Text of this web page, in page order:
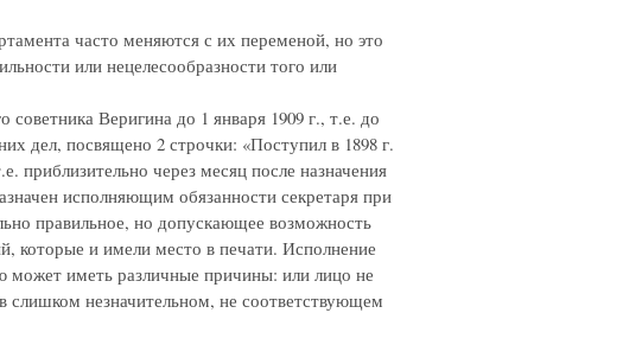
часто меняются с их переменой, но это
или нецелесообразности того или
Веригина до 1 января 1909 г., т.е. до
дел, посвящено 2 строчки: «Поступил в 1898 г.
приблизительно через месяц после назначения
исполняющим обязанности секретаря при
правильное, но допускающее возможность
которые и имели место в печати. Исполнение
может иметь различные причины: или лицо не
слишком незначительном, не соответствующем